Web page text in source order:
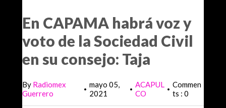
En CAPAMA habrá voz y
voto de la Sociedad Civil
en su consejo: Taja
By Radiomex
Guerrero
• mayo 05,
2021
• ACAPUL
CO
• Commen
ts : 0